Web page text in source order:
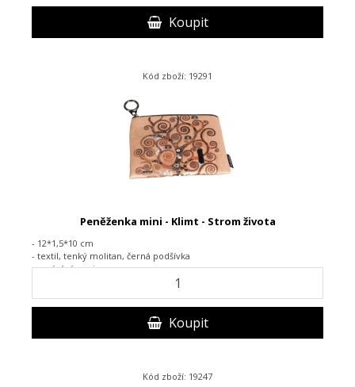
Koupit
Kód zboží: 19291
Peněženka mini - Klimt - Strom života
- 12*1,5*10 cm
- textil, tenký molitan, černá podšívka
-zapínání na zip
Koupit
Kód zboží: 19247